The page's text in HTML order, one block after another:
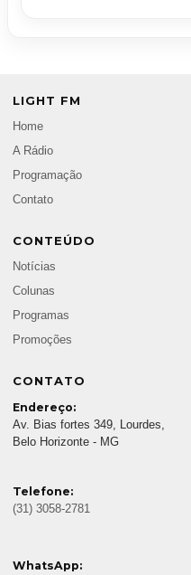
LIGHT FM
Home
A Rádio
Programação
Contato
CONTEÚDO
Notícias
Colunas
Programas
Promoções
CONTATO
Endereço:
Av. Bias fortes 349, Lourdes,
Belo Horizonte - MG
Telefone:
(31) 3058-2781
WhatsApp: